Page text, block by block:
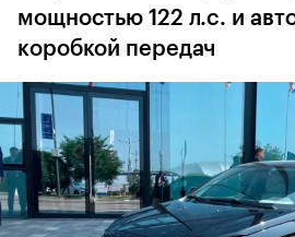
мощностью 122 л.с. и
коробкой передач